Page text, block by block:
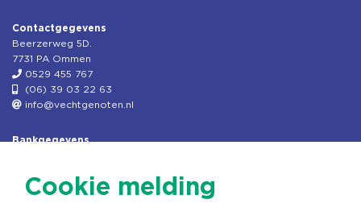
Contactgegevens
Beerzerweg 5D.
7731 PA Ommen
0529 455 767
(06) 39 03 22 63
info@vechtgenoten.nl
Bankgegevens
Rek.nr: NL85RABO0127579230
Cookie melding